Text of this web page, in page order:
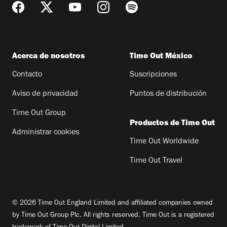
Acerca de nosotros
Contacto
Aviso de privacidad
Time Out Group
Administrar cookies
Time Out México
Suscripciones
Puntos de distribución
Productos de Time Out
Time Out Worldwide
Time Out Travel
© 2026 Time Out England Limited and affiliated companies owned
by Time Out Group Plc. All rights reserved. Time Out is a registered